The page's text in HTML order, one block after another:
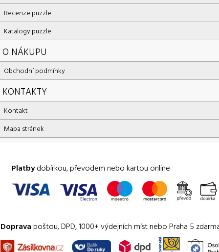
Recenze puzzle
Katalogy puzzle
O NÁKUPU
Obchodní podmínky
KONTAKTY
Kontakt
Mapa stránek
Platbydobírkou, převodem nebo kartou online
Doprava poštou, DPD, 1000+ výdejních míst nebo Praha 5